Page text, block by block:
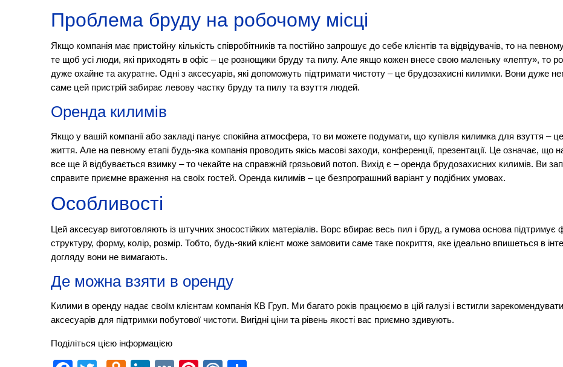
Проблема бруду на робочому місці
Якщо компанія має пристойну кількість співробітників та постійно запрошує до себе клієнтів та відвідувачів, то на
те щоб усі люди, які приходять в офіс – це рознощики бруду та пилу. Але якщо кожен внесе свою маленьку «лепту», то
дуже охайне та акуратне. Одні з аксесуарів, які допоможуть підтримати чистоту – це брудозахисні килимки. Вони дуже
саме цей пристрій забирає левову частку бруду та пилу та взуття людей.
Оренда килимів
Якщо у вашій компанії або закладі панує спокійна атмосфера, то ви можете подумати, що купівля килимка для взуття –
життя. Але на певному етапі будь-яка компанія проводить якісь масові заходи, конференції, презентації. Це означає,
все ще й відбувається взимку – то чекайте на справжній грязьовий потоп. Вихід є – оренда брудозахисних килимів. Ви
справите приємне враження на своїх гостей. Оренда килимів – це безпрограшний варіант у подібних умовах.
Особливості
Цей аксесуар виготовляють із штучних зносостійких матеріалів. Ворс вбирає весь пил і бруд, а гумова основа
структуру, форму, колір, розмір. Тобто, будь-який клієнт може замовити саме таке покриття, яке ідеально впишеться в
догляду вони не вимагають.
Де можна взяти в оренду
Килими в оренду надає своїм клієнтам компанія КВ Груп. Ми багато років працюємо в цій галузі і встигли
аксесуарів для підтримки побутової чистоти. Вигідні ціни та рівень якості вас приємно здивують.
Поділіться цією інформацією